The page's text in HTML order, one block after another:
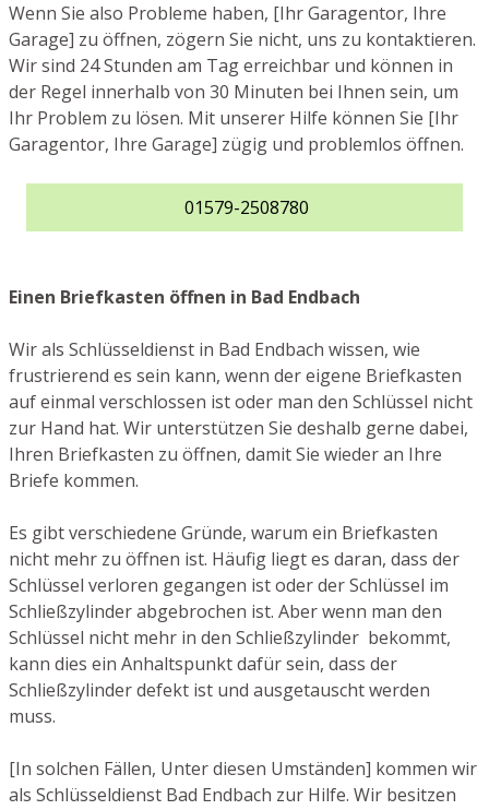
Wenn Sie also Probleme haben, [Ihr Garagentor, Ihre
Garage] zu öffnen, zögern Sie nicht, uns zu kontaktieren.
Wir sind 24 Stunden am Tag erreichbar und können in
der Regel innerhalb von 30 Minuten bei Ihnen sein, um
Ihr Problem zu lösen. Mit unserer Hilfe können Sie [Ihr
Garagentor, Ihre Garage] zügig und problemlos öffnen.
01579-2508780
Einen Briefkasten öffnen in Bad Endbach
Wir als Schlüsseldienst in Bad Endbach wissen, wie
frustrierend es sein kann, wenn der eigene Briefkasten
auf einmal verschlossen ist oder man den Schlüssel nicht
zur Hand hat. Wir unterstützen Sie deshalb gerne dabei,
Ihren Briefkasten zu öffnen, damit Sie wieder an Ihre
Briefe kommen.
Es gibt verschiedene Gründe, warum ein Briefkasten
nicht mehr zu öffnen ist. Häufig liegt es daran, dass der
Schlüssel verloren gegangen ist oder der Schlüssel im
Schließzylinder abgebrochen ist. Aber wenn man den
Schlüssel nicht mehr in den Schließzylinder bekommt,
kann dies ein Anhaltspunkt dafür sein, dass der
Schließzylinder defekt ist und ausgetauscht werden
muss.
[In solchen Fällen, Unter diesen Umständen] kommen wir
als Schlüsseldienst Bad Endbach zur Hilfe. Wir besitzen